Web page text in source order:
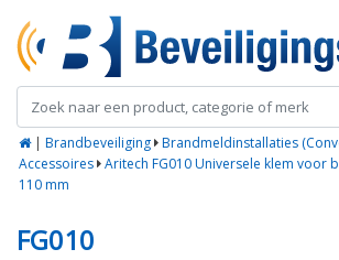
| Brandbeveiliging Brandmeldinstallaties
Accessoires Aritech FG010 Universele klem voor
110 mm
FG010